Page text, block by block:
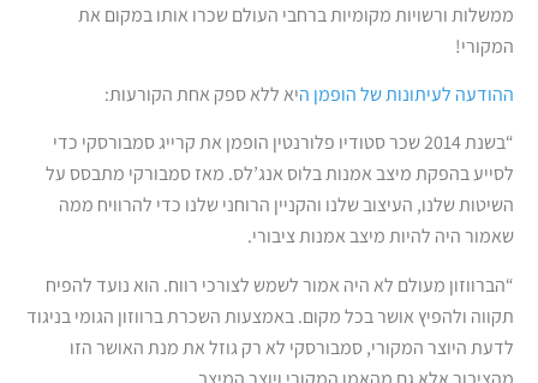
ממשלות ורשויות מקומיות ברחבי העולם שכרו אותו במקום את
המקורי!
ההודעה לעיתונות של הופמן היא ללא ספק אחת הקורעות:
“בשנת 2014 שכר סטודיו פלורנטין הופמן את קרייג סמבורסקי כדי
לסייע בהפקת מיצב אמנות בלוס אנג’לס. מאז סמבורקי מתבסס על
השיטות שלנו, העיצוב שלנו והקניין הרוחני שלנו כדי להרוויח ממה
שאמור היה להיות מיצב אמנות ציבורי.
“הברווזון מעולם לא היה אמור לשמש לצורכי רווח. הוא נועד להפיח
תקווה ולהפיץ אושר בכל מקום. באמצעות השכרת ברווזון הגומי בניגוד
לדעת היוצר המקורי, סמבורסקי לא רק גוזל את מנת האושר הזו